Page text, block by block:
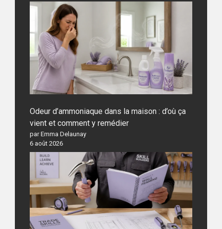
Odeur d’ammoniaque dans la maison : d’où ça
vient et comment y remédier
par Emma Delaunay
6 août 2026